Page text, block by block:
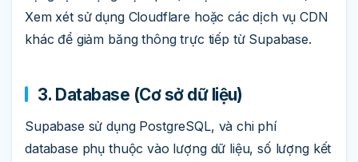
Xem xét sử dụng Cloudflare hoặc các dịch vụ CDN
khác để giảm băng thông trực tiếp từ Supabase.
3. Database (Cơ sở dữ liệu)
Supabase sử dụng PostgreSQL, và chi phí
database phụ thuộc vào lượng dữ liệu, số lượng kết